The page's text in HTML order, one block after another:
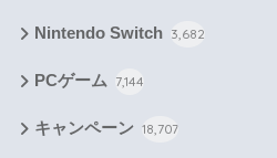
Nintendo Switch 3,682
PCゲーム 7,144
キャンペーン 18,707